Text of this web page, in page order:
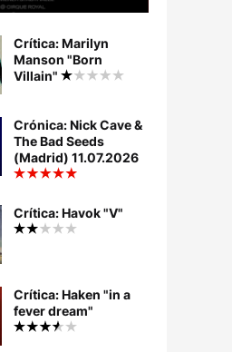
Crítica: Marilyn
Manson "Born
Villain"
Crónica: Nick Cave &
The Bad Seeds
(Madrid) 11.07.2026
Crítica: Havok "V"
Crítica: Haken "in a
fever dream"